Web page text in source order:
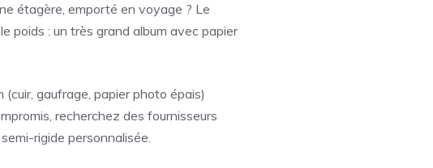
étagère, emporté en voyage ? Le
poids : un très grand album avec papier
gaufrage, papier photo épais)
recherchez des fournisseurs
rigide personnalisée.